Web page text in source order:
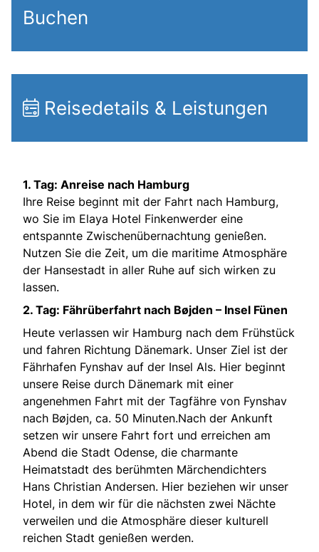
Buchen
Reisedetails & Leistungen
1. Tag: Anreise nach Hamburg
Ihre Reise beginnt mit der Fahrt nach Hamburg,
wo Sie im Elaya Hotel Finkenwerder eine
entspannte Zwischenübernachtung genießen.
Nutzen Sie die Zeit, um die maritime Atmosphäre
der Hansestadt in aller Ruhe auf sich wirken zu
lassen.
2. Tag: Fährüberfahrt nach Bøjden – Insel Fünen
Heute verlassen wir Hamburg nach dem Frühstück
und fahren Richtung Dänemark. Unser Ziel ist der
Fährhafen Fynshav auf der Insel Als. Hier beginnt
unsere Reise durch Dänemark mit einer
angenehmen Fahrt mit der Tagfähre von Fynshav
nach Bøjden, ca. 50 Minuten.Nach der Ankunft
setzen wir unsere Fahrt fort und erreichen am
Abend die Stadt Odense, die charmante
Heimatstadt des berühmten Märchendichters
Hans Christian Andersen. Hier beziehen wir unser
Hotel, in dem wir für die nächsten zwei Nächte
verweilen und die Atmosphäre dieser kulturell
reichen Stadt genießen werden.